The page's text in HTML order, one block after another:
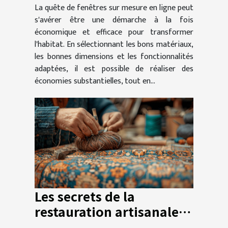
La quête de fenêtres sur mesure en ligne peut
s'avérer être une démarche à la fois
économique et efficace pour transformer
l'habitat. En sélectionnant les bons matériaux,
les bonnes dimensions et les fonctionnalités
adaptées, il est possible de réaliser des
économies substantielles, tout en...
Les secrets de la
restauration artisanale